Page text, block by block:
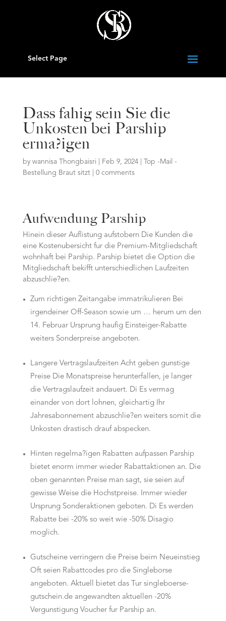
Select Page
Dass fahig sein Sie die
Unkosten bei Parship
erma?igen
by wannisa Thongbaisri Feb 9, 2024|
Top -Mail -
Bestellung Braut sitzt| 0 comments
Aufwendung Parship
Hinein dieser Auflistung aufstobern Die Kunden die
eine Kostenubersicht fur die Premium-Mitgliedschaft
wohnhaft bei Parship. Parship bietet die Option die
Mitgliedschaft bekifft unterschiedlichen Laufzeiten
abzuschlie?en.
Zum richtigen Zeitangabe immatrikulieren Bei
irgendeiner Off-Season sowie um … herum um den
14. Februar Ursprung haufig Einsteiger-Rabatte
weiters Sonderpreise angeboten.
Langere Vertragslaufzeiten Acht geben gunstige
Preise Die Monatspreise herunterfallen, je langer
die Vertragslaufzeit andauert. Di Es vermag
einander von dort lohnen, gleichartig Ihr
Jahresabonnement abzuschlie?en weiters somit die
Unkosten drastisch drauf abspecken.
Hinten regelma?igen Rabatten aufpassen Parship
bietet enorm immer wieder Rabattaktionen an. Die
oben genannten Preise man sagt, sie seien auf
gewisse Weise die Hochstpreise. Immer wieder
Ursprung Sonderaktionen geboten. Di Es werden
Rabatte bei -20% so weit wie -50% Disagio
moglich.
Gutscheine verringern die Preise beim Neueinstieg
Oft seien Rabattcodes pro die Singleborse
angeboten. Aktuell bietet das Tur singleboerse-
gutschein.de angewandten aktuellen -20%
Vergunstigung Voucher fur Parship an.